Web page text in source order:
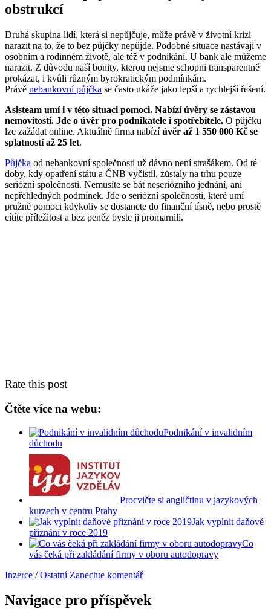
obstrukcí
Druhá skupina lidí, která si nepůjčuje, může právě v životní krizi
narazit na to, že to bez půjčky nepůjde. Podobné situace nastávají v
osobním a rodinném životě, ale též v podnikání. U bank ale můžeme
narazit. Z důvodu naší bonity, kterou nejsme schopni transparentně
prokázat, i kvůli různým byrokratickým podmínkám.
Právě nebankovní půjčka se často ukáže jako lepší a rychlejší řešení.
Asisteam umí i v této situaci pomoci. Nabízí úvěry se zástavou
nemovitosti. Jde o úvěr pro podnikatele i spotřebitele. O půjčku
lze zažádat online. Aktuálně firma nabízíúvěr až 1 550 000 Kč se
splatností až 25 let.
Půjčka od nebankovní společnosti už dávno není strašákem. Od té
doby, kdy opatření státu a ČNB vyčistil, zůstaly na trhu pouze
seriózní společnosti. Nemusíte se bát neseriózního jednání, ani
nepřehledných podmínek. Jde o seriózní společnosti, které umí
pružně pomoci kdykoliv se dostanete do finanční tísně, nebo prostě
cítíte příležitost a bez peněz byste ji promarnili.
Rate this post
Čtěte více na webu:
Podnikání v invalidním
důchodu
Procvičte si angličtinu v jazykových
kurzech v centru Prahy
Jak vyplnit daňové
přiznání v roce 2019
Co
vás čeká při zakládání firmy v oboru autodopravy
Inzerce /Ostatní Zanechte komentář
Navigace pro příspěvek